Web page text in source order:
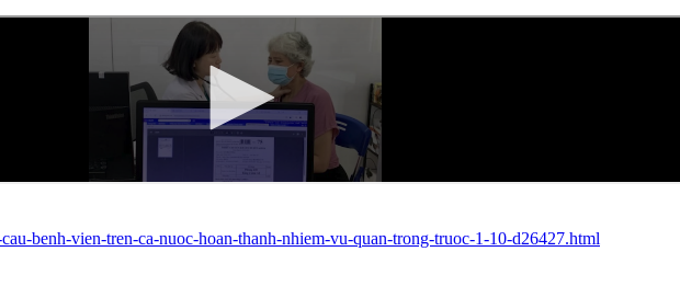
benh-vien-tren-ca-nuoc-hoan-thanh-nhiem-vu-quan-trong-truoc-1-10-d26427.html